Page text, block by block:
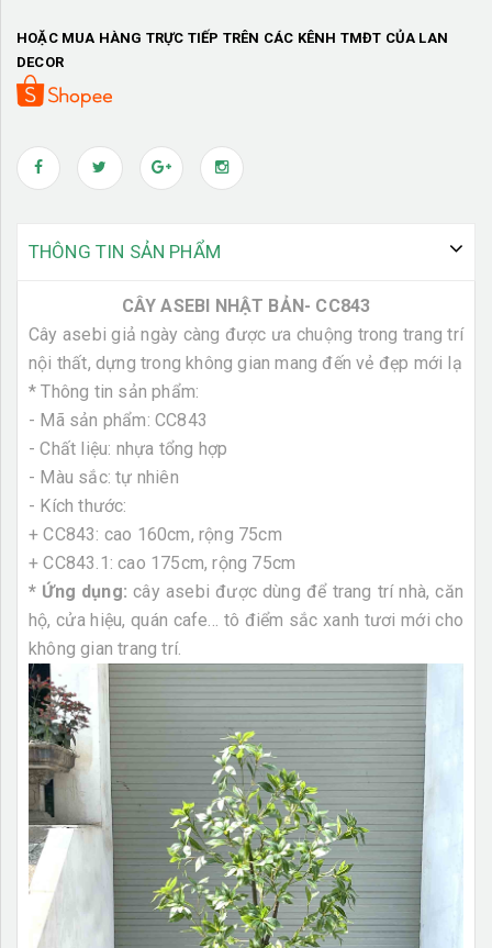
HOẶC MUA HÀNG TRỰC TIẾP TRÊN CÁC KÊNH TMĐT CỦA LAN
DECOR
THÔNG TIN SẢN PHẨM
CÂY ASEBI NHẬT BẢN- CC843
Cây asebi giả ngày càng được ưa chuộng trong trang trí
nội thất, dựng trong không gian mang đến vẻ đẹp mới lạ
* Thông tin sản phẩm:
- Mã sản phẩm: CC843
- Chất liệu: nhựa tổng hợp
- Màu sắc: tự nhiên
- Kích thước:
+ CC843: cao 160cm, rộng 75cm
+ CC843.1: cao 175cm, rộng 75cm
* Ứng dụng:cây asebi được dùng để trang trí nhà, căn
hộ, cửa hiệu, quán cafe... tô điểm sắc xanh tươi mới cho
không gian trang trí.